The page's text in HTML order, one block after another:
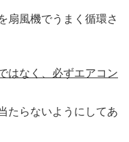
扇風機でうまく循環さ
はなく、必ずエアコン
たらないようにしてあ